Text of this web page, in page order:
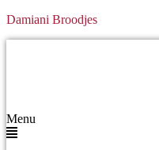
Damiani Broodjes
Menu